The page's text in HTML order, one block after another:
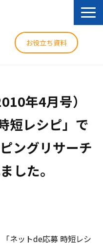
お役立ち資料
年4月号）
短レシピ」で
ングリサーチ
した。
ネットde応募 時短レシ